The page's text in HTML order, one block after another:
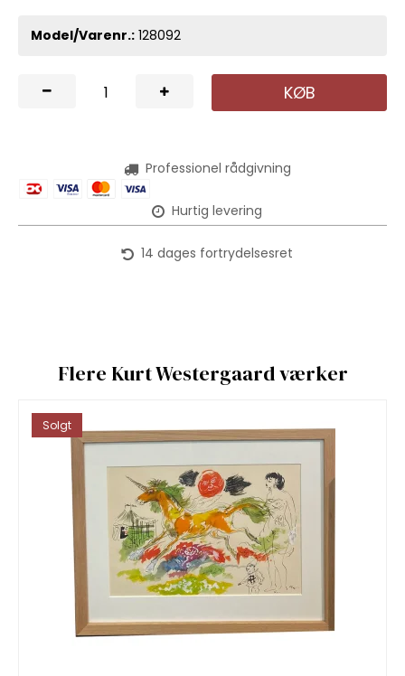
Model/Varenr.: 128092
KØB
Professionel rådgivning
Hurtig levering
14 dages fortrydelsesret
Flere Kurt Westergaard værker
Solgt